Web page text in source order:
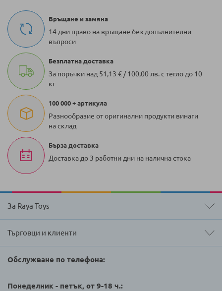
Връщане и замяна
14 дни право на връщане без допълнителни
въпроси
Безплатна доставка
За поръчки над 51,13 € / 100,00 лв. с тегло до 10
кг
100 000 + артикула
Разнообразие от оригинални продукти винаги
на склад
Бърза доставка
Доставка до 3 работни дни на налична стока
За Raya Toys
Търговци и клиенти
Обслужване по телефона:
Понеделник - петък, от 9-18 ч.: